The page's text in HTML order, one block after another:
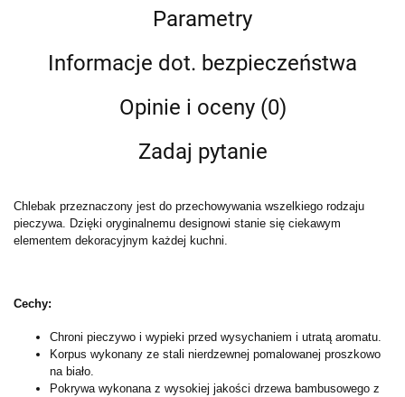
Parametry
Informacje dot. bezpieczeństwa
Opinie i oceny (0)
Zadaj pytanie
Chlebak przeznaczony jest do przechowywania wszelkiego rodzaju
pieczywa. Dzięki oryginalnemu designowi stanie się ciekawym
elementem dekoracyjnym każdej kuchni.
Cechy:
Chroni pieczywo i wypieki przed wysychaniem i utratą aromatu.
Korpus wykonany ze stali nierdzewnej pomalowanej proszkowo
na biało.
Pokrywa wykonana z wysokiej jakości drzewa bambusowego z